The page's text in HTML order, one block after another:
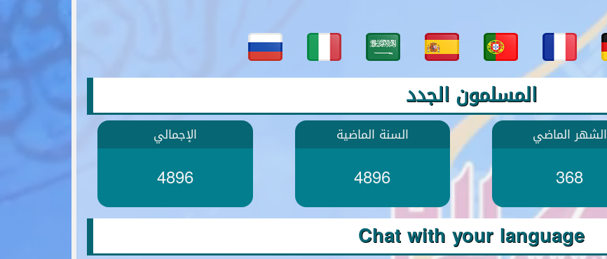
المسلمون الجدد
الشهر الماضي
368
السنة الماضية
5200
الإجمالي
5406
Chat with your language